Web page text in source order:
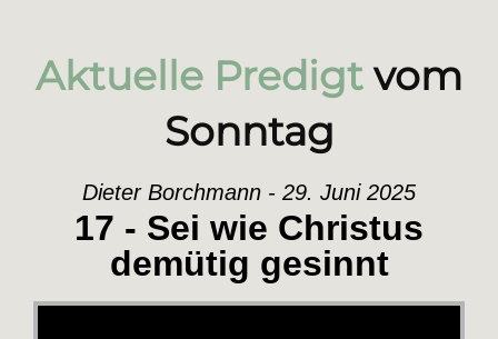
Aktuelle Predigtvom
Sonntag
Dieter Borchmann - 29. Juni 2025
17 - Sei wie Christus
demütig gesinnt